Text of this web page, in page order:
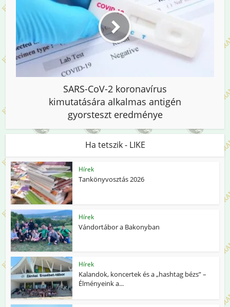
SARS-CoV-2 koronavírus
kimutatására alkalmas antigén
gyorsteszt eredménye
Ha tetszik - LIKE
Hírek
Tankönyvosztás 2026
Hírek
Vándortábor a Bakonyban
Hírek
Kalandok, koncertek és a „hashtag bézs” –
Élményeink a...